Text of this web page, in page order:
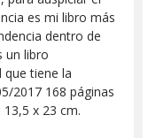
es mi libro más
dentro de
un libro
tiene la
2017 168 páginas
x 23 cm.